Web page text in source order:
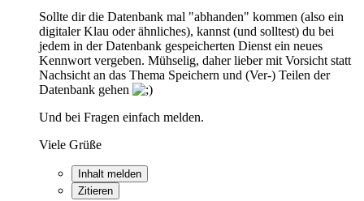
Sollte dir die Datenbank mal "abhanden" kommen (also ein
digitaler Klau oder ähnliches), kannst (und solltest) du bei
jedem in der Datenbank gespeicherten Dienst ein neues
Kennwort vergeben. Mühselig, daher lieber mit Vorsicht statt
Nachsicht an das Thema Speichern und (Ver-) Teilen der
Datenbank gehen
Und bei Fragen einfach melden.
Viele Grüße
Inhalt melden
Zitieren